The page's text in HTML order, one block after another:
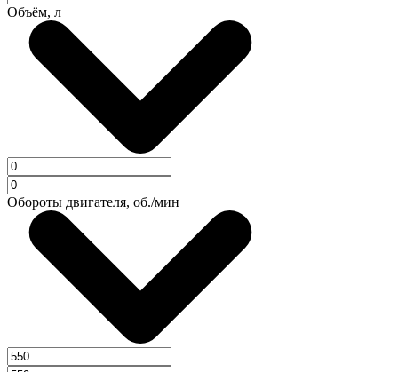
Объём, л
Обороты двигателя, об./мин